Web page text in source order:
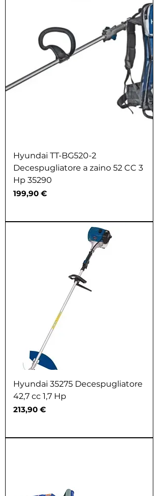
Hyundai TT-BG520-2
Decespugliatore a zaino 52 CC 3
Hp 35290
Prezzo
199,90 €
Hyundai 35275 Decespugliatore
42,7 cc 1,7 Hp
Prezzo
213,90 €